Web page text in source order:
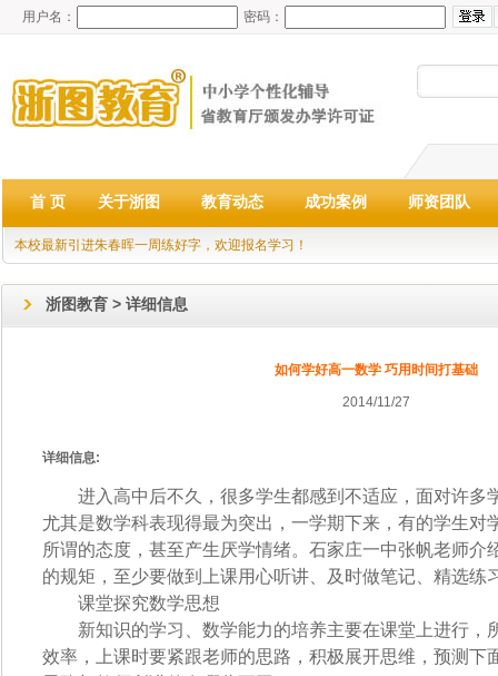
用户名： 密码：
首 页 关于浙图 教育动态 成功案例 师资团队
本校最新引进朱春晖一周练好字，欢迎报名学习！
浙图教育 > 详细信息
如何学好高一数学 巧用时间打基础
2014/11/27
详细信息:
进入高中后不久，很多学生都感到不适应，面对许多
尤其是数学科表现得最为突出，一学期下来，有的学生对
所谓的态度，甚至产生厌学情绪。石家庄一中张帆老师介
的规矩，至少要做到上课用心听讲、及时做笔记、精选练
课堂探究数学思想
新知识的学习、数学能力的培养主要在课堂上进行，
效率，上课时要紧跟老师的思路，积极展开思维，预测下